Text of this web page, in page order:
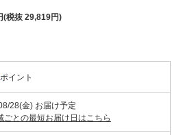
(税抜 29,819円)
ポイント
28(金) お届け予定
との最短お届け日はこちら